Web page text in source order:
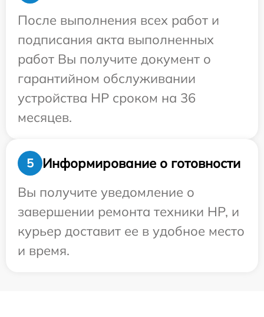
После выполнения всех работ и
подписания акта выполненных
работ Вы получите документ о
гарантийном обслуживании
устройства HP сроком на 36
месяцев.
5
Информирование о готовности
Вы получите уведомление о
завершении ремонта техники HP, и
курьер доставит ее в удобное место
и время.